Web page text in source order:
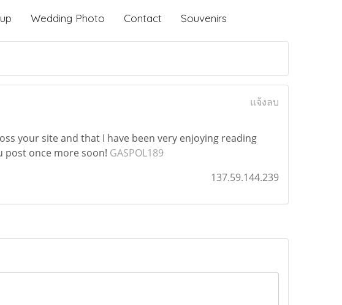
Wedding Photo Contact Souvenirs
แจ้งลบ
your site and that I have been very enjoying reading
post once more soon! GASPOL189
137.59.144.239